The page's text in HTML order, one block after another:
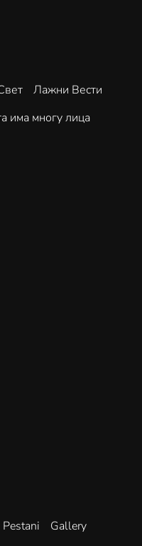
Лажни Вести
има многу лица
Pestani
Gallery